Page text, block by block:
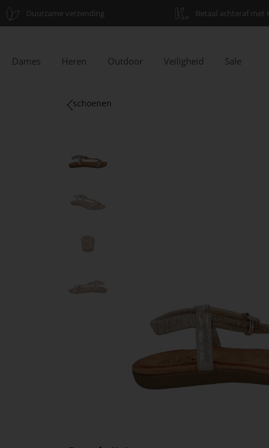
Duurzame verzending Betaal achteraf met
Dames Heren Outdoor Veiligheid Sale
schoenen